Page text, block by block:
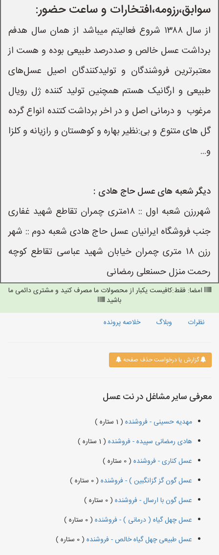
سوابق،رزومه،افتخارات و ساعت حضور:
از سال ۱۳۸۸ شروع فعالیتم میباشد از همان سال هدفم
برداشت عسل خالص و صددرصد طبیعی بوده و هست از
معتبرترین فروشندگان و تولیدکنندگان اصیل عسل‌های
طبیعی و ارگانیک هستم همچنین تولید کننده ژل رویال
مرغوب ‌ و درمانی اصل و در اخر برداشت کتنده انواع گرده
گل های متنوع و بی:نظیر بهاره و کوهستان و رازیانه و کلزا
و...
دیگر شعبه های عسل حاج هادی :
شهررزن شعبه اول :: ۱۸متری چمران تقاطع شهید غفاری
جنب فروشگاه ایرانیان عسل حاج هادی شعبه دوم :: شهر
رزن ۱۸ متری چمران خیابان شهید عباسی تقاطع کوچه
رحمت منزل حسنعلی رمضانی
امضا: فقط:کافیست یکبار از محصولات ما مصرف کنید و مشتری دائمی ما
باشید
نظرات
وبلاگ خلاصه پرونده
گزارش یا درخواست حذف صفحه
معرفی سایر مشاغل در نت عسل
مهدیه حسینی - فروشنده ( 1 ستاره )
هادی رمضانی سپیده - فروشنده ( 1 ستاره )
عسل کناری - فروشنده ( 0 ستاره )
عسل گون گز گزانگبین ) - فروشنده ( 0 ستاره )
عسل گون با ارسال - فروشنده ( 0 ستاره )
عسل چهل گیاه ( درمانی ) - فروشنده ( 0 ستاره )
عسل طبیعی چهل گیاه خالص - فروشنده ( 0 ستاره )